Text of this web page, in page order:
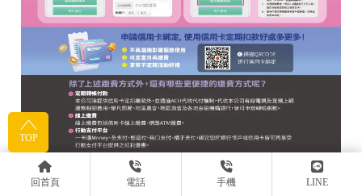
TOP
回首頁 電話 手機 LINE